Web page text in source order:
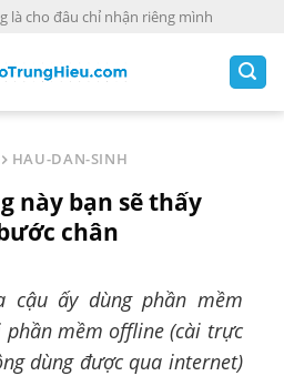
là cho đâu chỉ nhận riêng mình
HAU-DAN-SINH
này bạn sẽ thấy
chân
cậu ấy dùng phần mềm
mềm offline (cài trực
dùng được qua internet)